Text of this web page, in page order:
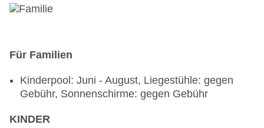
Für Familien
Kinderpool: Juni - August, Liegestühle: gegen
Gebühr, Sonnenschirme: gegen Gebühr
KINDER